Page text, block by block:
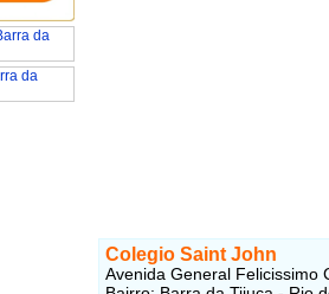
Colegio Saint John
Avenida General Felicissimo